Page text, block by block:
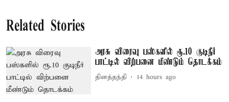
Related Stories
அரசு விரைவு பஸ்களில் ரூ.10 குடிநீர்
பாட்டில் விற்பனை மீண்டும் தொடக்கம்
தினத்தந்தி 14 hours ago